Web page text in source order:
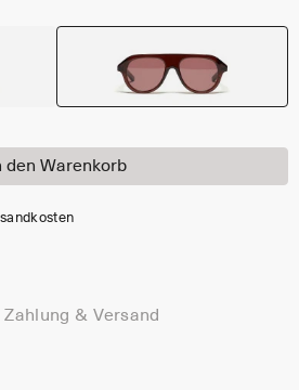
den Warenkorb
Zahlung & Versand